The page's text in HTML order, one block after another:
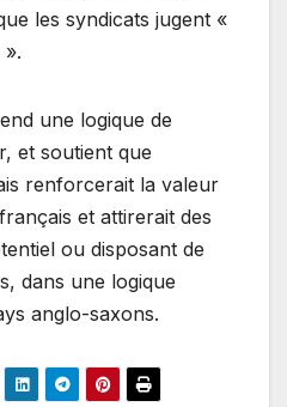
les syndicats jugent «
une logique de
et soutient que
renforcerait la valeur
et attirerait des
ou disposant de
dans une logique
anglo-saxons.